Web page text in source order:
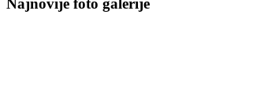
Najnovije foto galerije